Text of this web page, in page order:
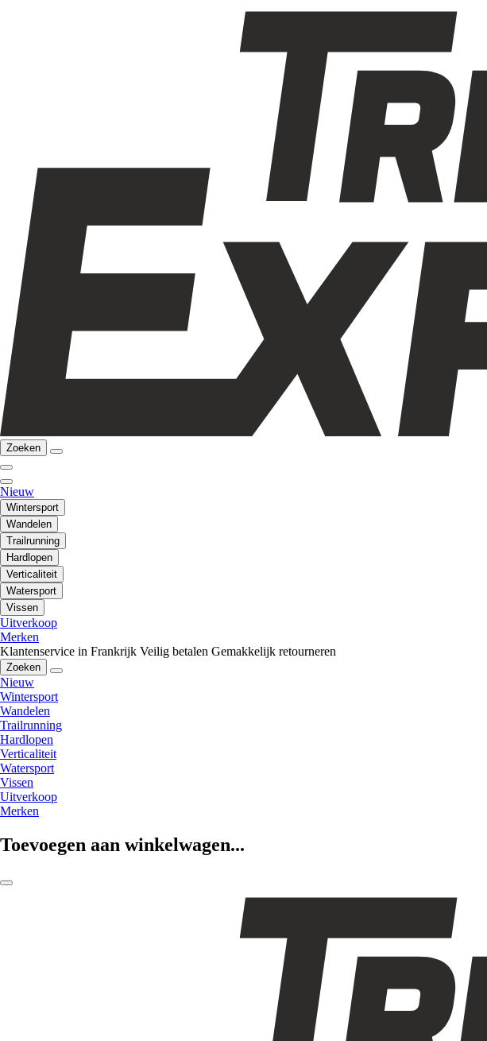
Zoeken
Nieuw
Wintersport
Wandelen
Trailrunning
Hardlopen
Verticaliteit
Watersport
Vissen
Uitverkoop
Merken
Klantenservice in Frankrijk Veilig betalen Gemakkelijk retourneren
Zoeken
Nieuw
Wintersport
Wandelen
Trailrunning
Hardlopen
Verticaliteit
Watersport
Vissen
Uitverkoop
Merken
Toevoegen aan winkelwagen...